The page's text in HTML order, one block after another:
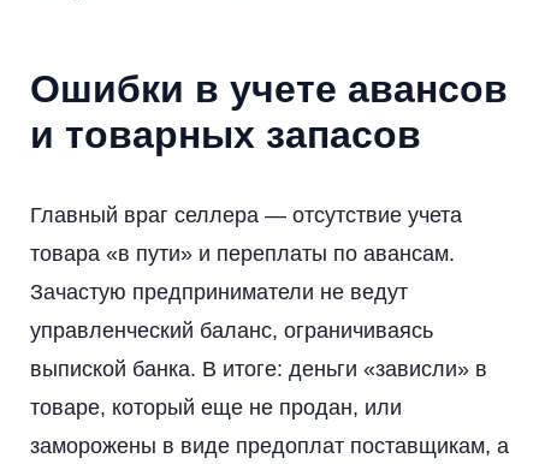
Ошибки в учете авансов
и товарных запасов
Главный враг селлера — отсутствие учета
товара «в пути» и переплаты по авансам.
Зачастую предприниматели не ведут
управленческий баланс, ограничиваясь
выпиской банка. В итоге: деньги «зависли» в
товаре, который еще не продан, или
заморожены в виде предоплат поставщикам, а